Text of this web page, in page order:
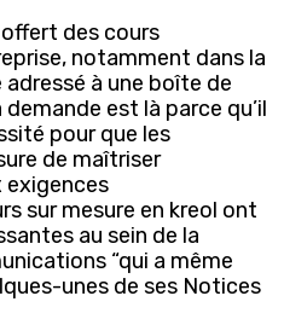
offert des cours
notamment dans la
à une boîte de
est là parce qu’il
pour que les
de maîtriser
exigences
sur mesure en kreol ont
au sein de la
“qui a même
unes de ses Notices